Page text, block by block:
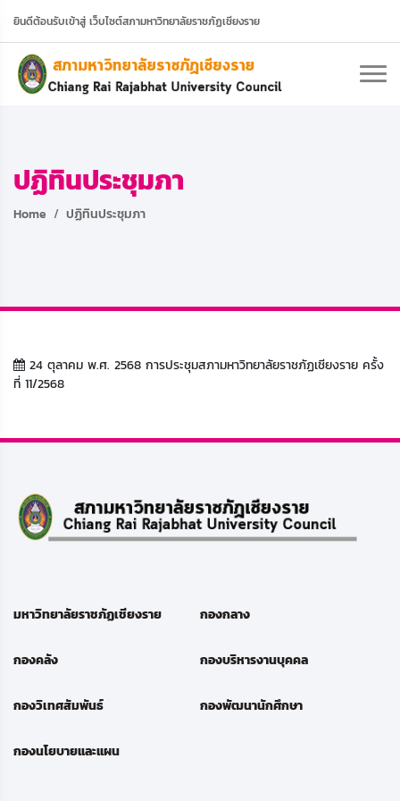
ยินดีต้อนรับเข้าสู่ เว็บไซต์สภามหาวิทยาลัยราชภัฏเชียงราย
ปฏิทินประชุมภา
Home ปฏิทินประชุมภา
24 ตุลาคม พ.ศ. 2568 การประชุมสภามหาวิทยาลัยราชภัฏเชียงราย ครั้ง
ที่ 11/2568
มหาวิทยาลัยราชภัฏเชียงราย กองกลาง
กองคลัง กองบริหารงานบุคคล
กองวิเทศสัมพันธ์ กองพัฒนานักศึกษา
กองนโยบายและแผน